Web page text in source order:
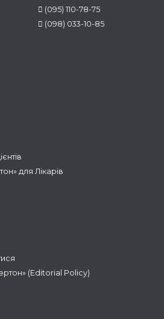
(095) 110-78-75
(098) 033-10-85
для Лікарів
(Editorial Policy)